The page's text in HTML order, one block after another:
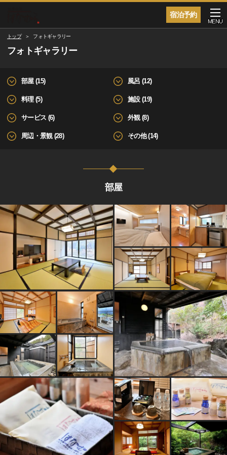
宿泊予約
MENU
トップ フォトギャラリー
フォトギャラリー
部屋 (15) 風呂 (12)
料理 (5) 施設 (19)
サービス (6) 外観 (8)
周辺・景観 (28) その他 (14)
部屋